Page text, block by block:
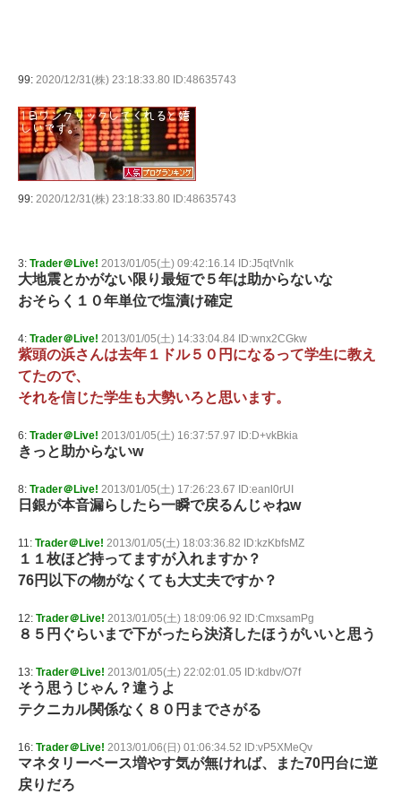
99: 2020/12/31(株) 23:18:33.80 ID:48635743
99: 2020/12/31(株) 23:18:33.80 ID:48635743
3: Trader＠Live! 2013/01/05(土) 09:42:16.14 ID:J5qtVnlk
大地震とかがない限り最短で５年は助からないな
おそらく１０年単位で塩漬け確定
4: Trader＠Live! 2013/01/05(土) 14:33:04.84 ID:wnx2CGkw
紫頭の浜さんは去年１ドル５０円になるって学生に教え
てたので、
それを信じた学生も大勢いろと思います。
6: Trader＠Live! 2013/01/05(土) 16:37:57.97 ID:D+vkBkia
きっと助からないw
8: Trader＠Live! 2013/01/05(土) 17:26:23.67 ID:eanl0rUI
日銀が本音漏らしたら一瞬で戻るんじゃねw
11: Trader＠Live! 2013/01/05(土) 18:03:36.82 ID:kzKbfsMZ
１１枚ほど持ってますが入れますか？
76円以下の物がなくても大丈夫ですか？
12: Trader＠Live! 2013/01/05(土) 18:09:06.92 ID:CmxsamPg
８５円ぐらいまで下がったら決済したほうがいいと思う
13: Trader＠Live! 2013/01/05(土) 22:02:01.05 ID:kdbv/O7f
そう思うじゃん？違うよ
テクニカル関係なく８０円までさがる
16: Trader＠Live! 2013/01/06(日) 01:06:34.52 ID:vP5XMeQv
マネタリーベース増やす気が無ければ、また70円台に逆
戻りだろ